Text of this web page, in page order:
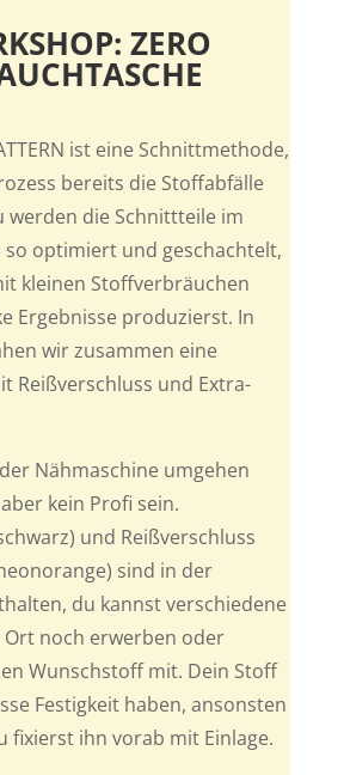
ZERO
ist eine Schnittmethode,
bereits die Stoffabfälle
werden die Schnittteile im
optimiert und geschachtelt,
kleinen Stoffverbräuchen
Ergebnisse produzierst. In
wir zusammen eine
Reißverschluss und Extra-
Nähmaschine umgehen
kein Profi sein.
und Reißverschluss
sind in der
du kannst verschiedene
noch erwerben oder
Wunschstoff mit. Dein Stoff
Festigkeit haben, ansonsten
fixierst ihn vorab mit Einlage.